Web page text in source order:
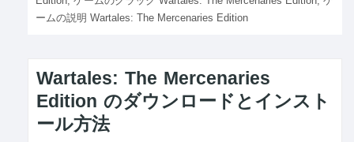
ームの説明 Wartales: The Mercenaries Edition
Wartales: The Mercenaries
Edition のダウンロードとインスト
ール方法